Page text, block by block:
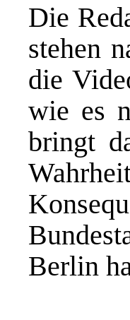
Die
stehen
die
wie es
bringt
Berlin